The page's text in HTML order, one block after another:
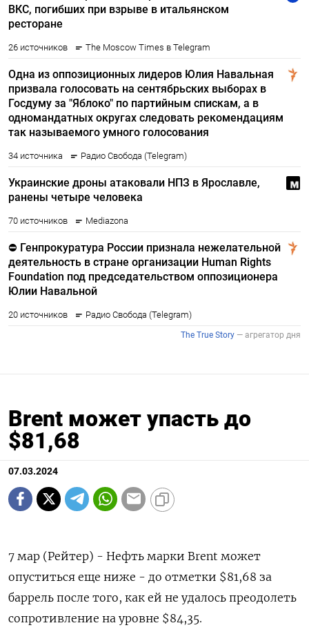
Brent может упасть до
$81,68
07.03.2024
7 мар (Рейтер) - Нефть марки Brent может
опуститься еще ниже - до отметки $81,68 за
баррель после того, как ей не удалось преодолеть
сопротивление на уровне $84,35.